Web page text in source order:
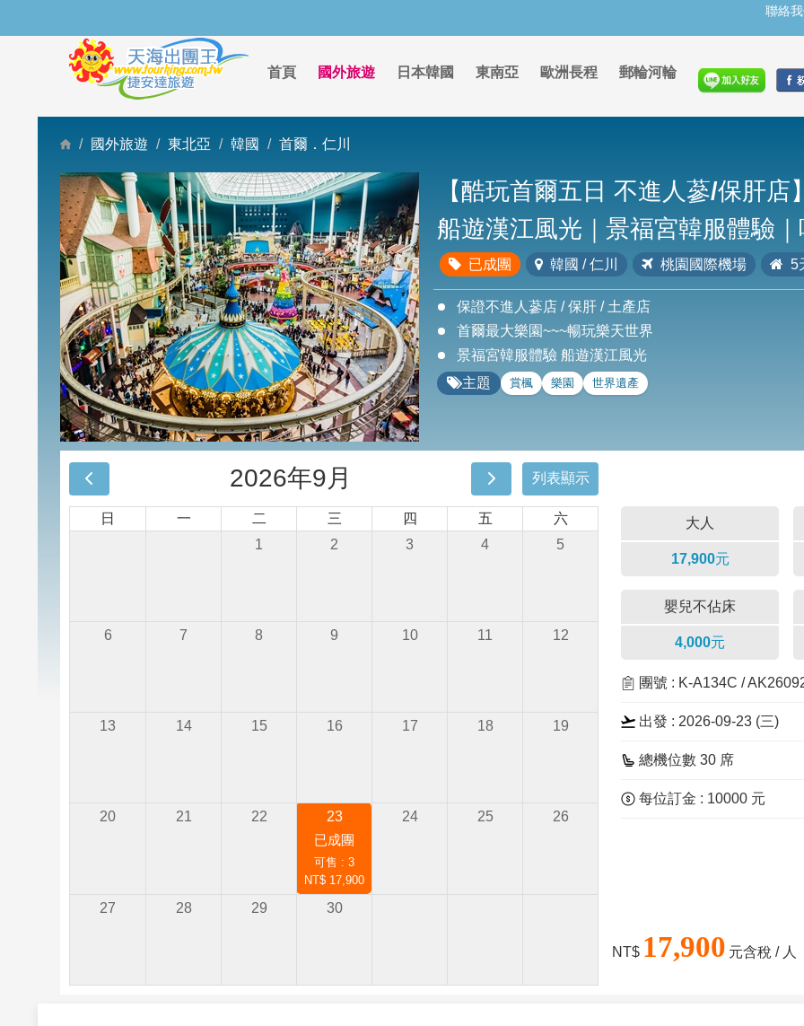
聯絡
首頁 國外旅遊 日本韓國 東南亞 歐洲長程 郵輪河輪
國外旅遊 東北亞 韓國 首爾．仁川
【酷玩首爾五日 不進人蔘/保肝
船遊漢江風光｜景福宮韓服體驗
已成團 韓國 / 仁川 桃園國際機場 5
保證不進人蔘店 / 保肝 / 土產店
首爾最大樂園~~~暢玩樂天世界
景福宮韓服體驗 船遊漢江風光
主題
賞楓 樂園 世界遺產
2026年9月 列表顯示
日 一 二 三 四 五
六
1
2 3 4 5
6 7 8 9 10 11 12
13 14 15 16 17 18 19
20 21 22
23
已成團
可售 : 3
NT$ 17,900
24 25 26
27 28 29 30
大人
17,900元
嬰兒不佔床
4,000元
團號 : K-A134C /
出發 : 2026-09-23 (三)
總機位數 30 席
每位訂金 : 10000 元
NT$ 17,900 元含稅 / 人